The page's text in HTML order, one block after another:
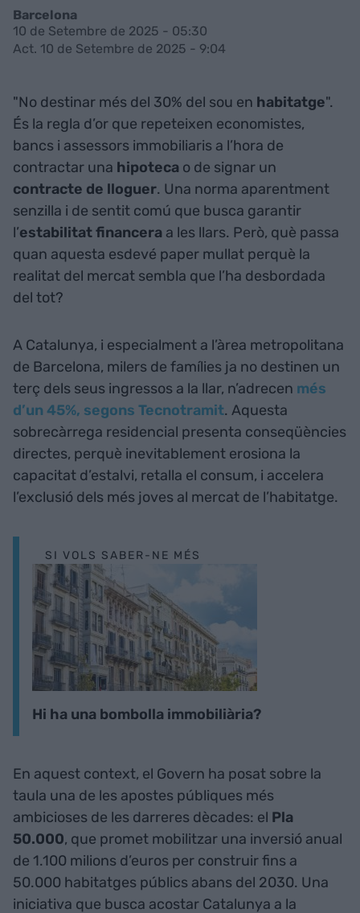
Barcelona
10 de Setembre de 2025 - 05:30
Act. 10 de Setembre de 2025 - 9:04
"No destinar més del 30% del sou en habitatge".
És la regla d’or que repeteixen economistes,
bancs i assessors immobiliaris a l’hora de
contractar una hipoteca o de signar un
contracte de lloguer. Una norma aparentment
senzilla i de sentit comú que busca garantir
l’estabilitat financera a les llars. Però, què passa
quan aquesta esdevé paper mullat perquè la
realitat del mercat sembla que l’ha desbordada
del tot?
A Catalunya, i especialment a l’àrea metropolitana
de Barcelona, milers de famílies ja no destinen un
terç dels seus ingressos a la llar, n’adrecen més
d’un 45%, segons Tecnotramit. Aquesta
sobrecàrrega residencial presenta conseqüències
directes, perquè inevitablement erosiona la
capacitat d’estalvi, retalla el consum, i accelera
l’exclusió dels més joves al mercat de l’habitatge.
SI VOLS SABER-NE MÉS
Hi ha una bombolla immobiliària?
En aquest context, el Govern ha posat sobre la
taula una de les apostes públiques més
ambicioses de les darreres dècades: el Pla
50.000, que promet mobilitzar una inversió anual
de 1.100 milions d’euros per construir fins a
50.000 habitatges públics abans del 2030. Una
iniciativa que busca acostar Catalunya a la